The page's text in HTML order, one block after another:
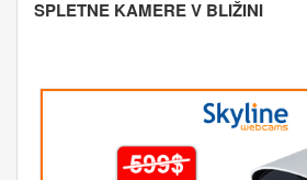
SPLETNE KAMERE V BLIŽINI